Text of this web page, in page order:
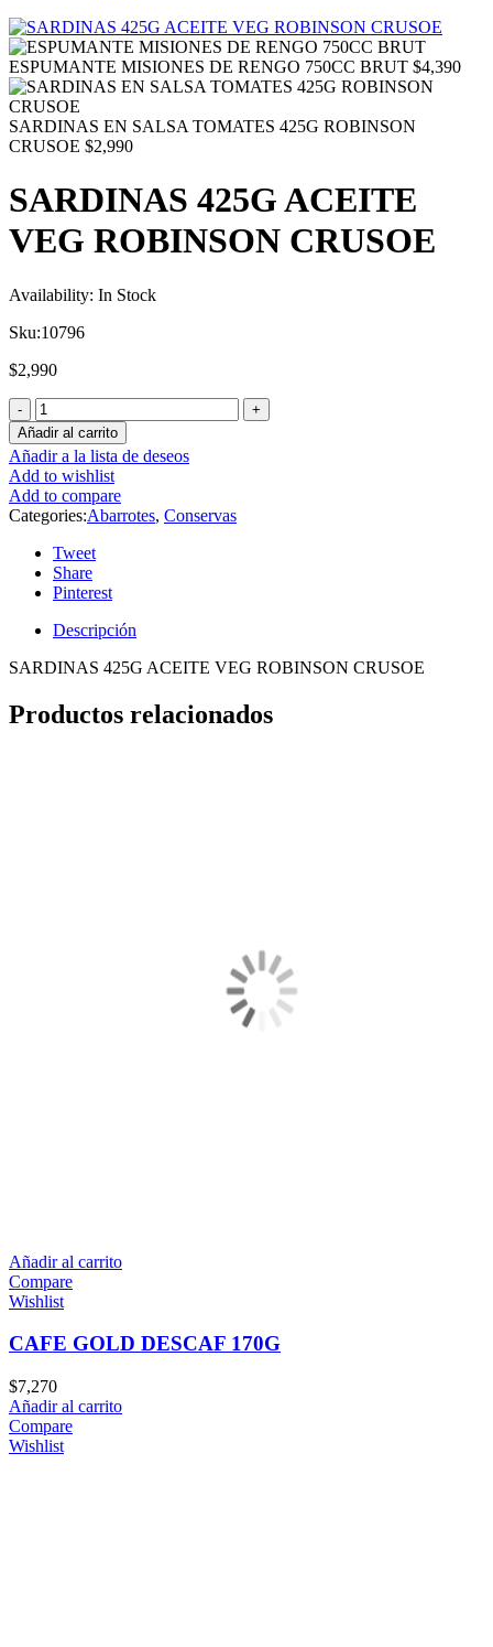
ESPUMANTE MISIONES DE RENGO 750CC BRUT $4,390
SARDINAS EN SALSA TOMATES 425G ROBINSON
CRUSOE $2,990
SARDINAS 425G ACEITE
VEG ROBINSON CRUSOE
Availability: In Stock
Sku:10796
$2,990
Añadir al carrito
Añadir a la lista de deseos
Add to wishlist
Add to compare
Categories:Abarrotes, Conservas
Tweet
Share
Pinterest
Descripción
SARDINAS 425G ACEITE VEG ROBINSON CRUSOE
Productos relacionados
Añadir al carrito
Compare
Wishlist
CAFE GOLD DESCAF 170G
$7,270
Añadir al carrito
Compare
Wishlist